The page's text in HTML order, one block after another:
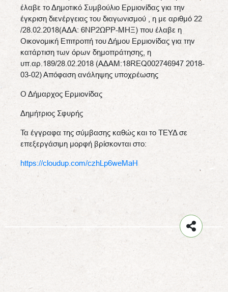
έλαβε το Δημοτικό Συμβούλιο Ερμιονίδας για την
έγκριση διενέργειας του διαγωνισμού , η με αριθμό 22
/28.02.2018(ΑΔΑ: 6ΝΡ2ΩΡΡ-ΜΗΞ) που έλαβε η
Οικονομική Επιτροπή του Δήμου Ερμιονίδας για την
κατάρτιση των όρων δημοπράτησης, η
υπ.αρ.189/28.02.2018 (ΑΔΑΜ:18REQ002746947 2018-
03-02) Απόφαση ανάληψης υποχρέωσης
Ο Δήμαρχος Ερμιονίδας
Δημήτριος Σφυρής
Τα έγγραφα της σύμβασης καθώς και το ΤΕΥΔ σε
επεξεργάσιμη μορφή βρίσκονται στο:
https://cloudup.com/czhLp6weMaH